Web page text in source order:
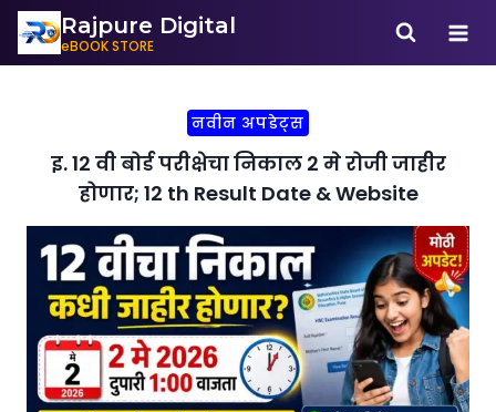
Rajpure Digital
eBOOK STORE
नवीन अपडेट्स
इ. 12 वी बोर्ड परीक्षेचा निकाल 2 मे रोजी जाहीर
होणार; 12 th Result Date & Website